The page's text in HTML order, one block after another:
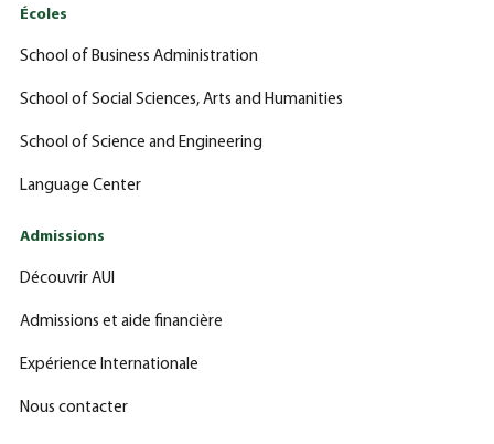
Écoles
School of Business Administration
School of Social Sciences, Arts and Humanities
School of Science and Engineering
Language Center
Admissions
Découvrir AUI
Admissions et aide financière
Expérience Internationale
Nous contacter